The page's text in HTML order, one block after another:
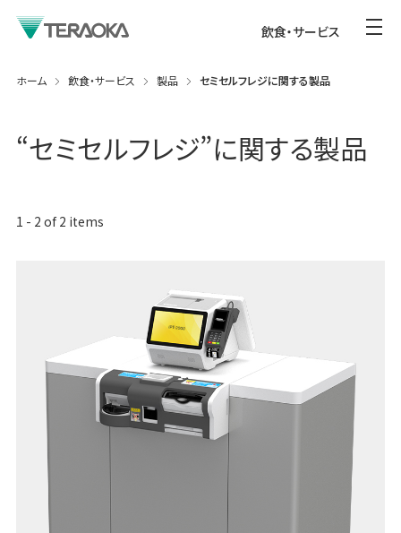
飲食・サービス
ホーム 飲食・サービス 製品 セミセルフレジに関する製品
“セミセルフレジ”に関する製品
1 - 2 of2 items